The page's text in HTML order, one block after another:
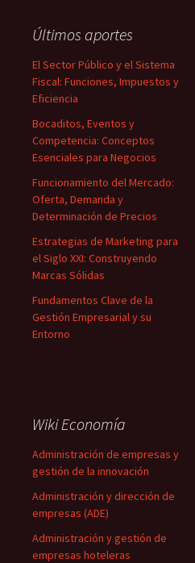
Últimos aportes
El Sector Público y el Sistema
Fiscal: Funciones, Impuestos y
Eficiencia
Bocaditos, Eventos y
Competencia: Conceptos
Esenciales para Negocios
Funcionamiento del Mercado:
Oferta, Demanda y
Determinación de Precios
Estrategias de Marketing para
el Siglo XXI: Construyendo
Marcas Sólidas
Fundamentos Clave de la
Gestión Empresarial y su
Entorno
Wiki Economía
Administración de empresas y
gestión de la innovación
Administración y dirección de
empresas (ADE)
Administración y gestión de
empresas hoteleras